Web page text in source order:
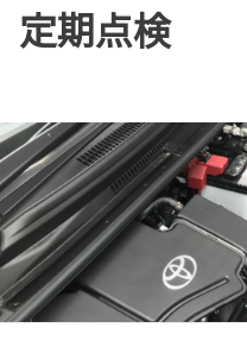
定期点検